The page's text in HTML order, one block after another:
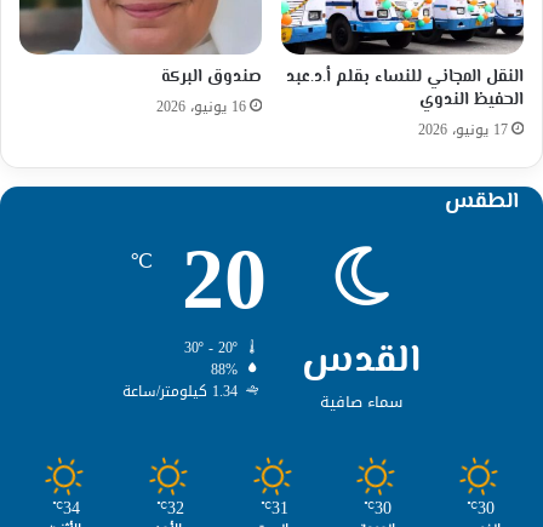
النقل المجاني للنساء بقلم أ.د.عبد
الحفيظ الندوي
17 يونيو، 2026
صندوق البركة
16 يونيو، 2026
الطقس
القدس
سماء صافية
20
℃
88%
1.34 كيلومتر/ساعة
30
℃
30
℃
31
℃
32
℃
34
℃